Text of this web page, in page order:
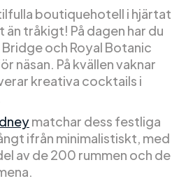
boutiquehotell i hjärtat
än tråkigt! På dagen har du
och Royal Botanic
näsan. På kvällen vaknar
kreativa cocktails i
matchar dess festliga
ifrån minimalistiskt, med
av de 200 rummen och de